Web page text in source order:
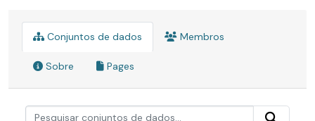
Conjuntos de dados Membros
Sobre Pages